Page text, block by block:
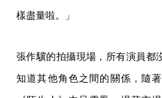
樣盡量啦。」
張作驥的拍攝現場，所有演員都
知道其他角色之間的關係，隨